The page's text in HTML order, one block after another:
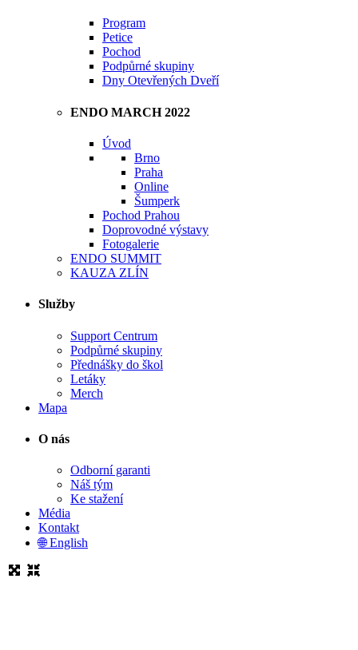
Program
Petice
Pochod
Podpůrné skupiny
Dny Otevřených Dveří
ENDO MARCH 2022
Úvod
Brno
Praha
Online
Šumperk
Pochod Prahou
Doprovodné výstavy
Fotogalerie
ENDO SUMMIT
KAUZA ZLÍN
Služby
Support Centrum
Podpůrné skupiny
Přednášky do škol
Letáky
Merch
Mapa
O nás
Odborní garanti
Náš tým
Ke stažení
Média
Kontakt
🌐 English